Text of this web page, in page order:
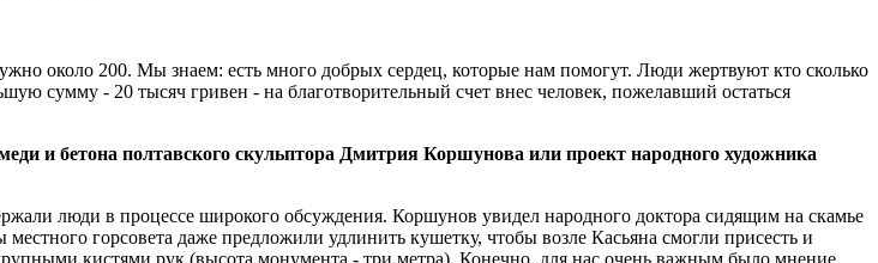
около 200. Мы знаем: есть много добрых сердец, которые нам помогут. Люди жертвуют кто сколько
сумму - 20 тысяч гривен - на благотворительный счет внес человек, пожелавший остаться
и бетона полтавского скульптора Дмитрия Коршунова или проект народного художника
люди в процессе широкого обсуждения. Коршунов увидел народного доктора сидящим на скамье
горсовета даже предложили удлинить кушетку, чтобы возле Касьяна смогли присесть и
кистями рук (высота монумента - три метра). Конечно, для нас очень важным было мнение